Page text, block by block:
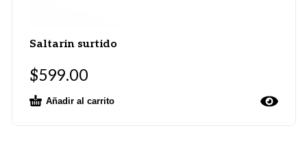
Saltarin surtido
$599.00
Añadir al carrito